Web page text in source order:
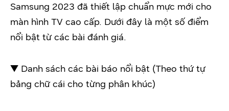
Samsung 2023 đã thiết lập chuẩn mực mới cho
màn hình TV cao cấp. Dưới đây là một số điểm
nổi bật từ các bài đánh giá.
▼ Danh sách các bài báo nổi bật (Theo thứ tự
bảng chữ cái cho từng phân khúc)